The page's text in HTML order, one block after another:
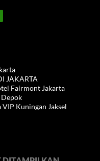
JAKARTA
Fairmont Jakarta
VIP Kuningan Jaksel